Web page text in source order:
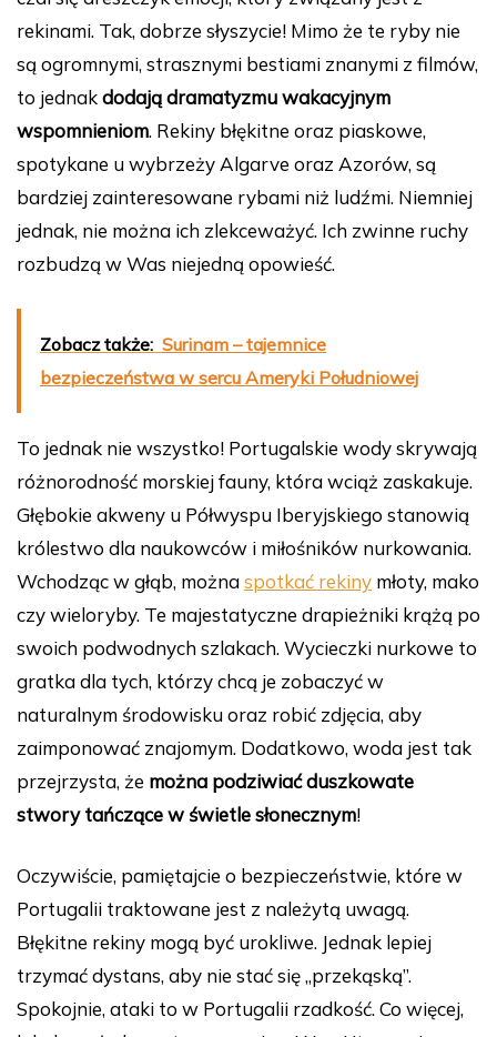
rekinami. Tak, dobrze słyszycie! Mimo że te ryby nie
są ogromnymi, strasznymi bestiami znanymi z filmów,
to jednakdodają dramatyzmu wakacyjnym
wspomnieniom. Rekiny błękitne oraz piaskowe,
spotykane u wybrzeży Algarve oraz Azorów, są
bardziej zainteresowane rybami niż ludźmi. Niemniej
jednak, nie można ich zlekceważyć. Ich zwinne ruchy
rozbudzą w Was niejedną opowieść.
Zobacz także: Surinam – tajemnice
bezpieczeństwa w sercu Ameryki Południowej
To jednak nie wszystko! Portugalskie wody skrywają
różnorodność morskiej fauny, która wciąż zaskakuje.
Głębokie akweny u Półwyspu Iberyjskiego stanowią
królestwo dla naukowców i miłośników nurkowania.
Wchodząc w głąb, możnaspotkać rekiny młoty, mako
czy wieloryby. Te majestatyczne drapieżniki krążą po
swoich podwodnych szlakach. Wycieczki nurkowe to
gratka dla tych, którzy chcą je zobaczyć w
naturalnym środowisku oraz robić zdjęcia, aby
zaimponować znajomym. Dodatkowo, woda jest tak
przejrzysta, że można podziwiać duszkowate
stwory tańczące w świetle słonecznym!
Oczywiście, pamiętajcie o bezpieczeństwie, które w
Portugalii traktowane jest z należytą uwagą.
Błękitne rekiny mogą być urokliwe. Jednak lepiej
trzymać dystans, aby nie stać się „przekąską”.
Spokojnie, ataki to w Portugalii rzadkość. Co więcej,